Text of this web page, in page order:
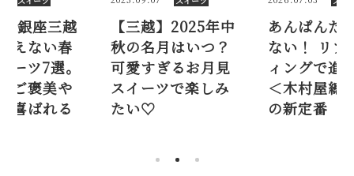
銀座三越
えない春
ーツ7選。
ご褒美や
喜ばれる
【三越】2025年中
秋の名月はいつ？
可愛すぎるお月見
スイーツで楽しみ
たい♡
あんぱんだ
ない！ リブ
ィングで進
＜木村屋總
の新定番